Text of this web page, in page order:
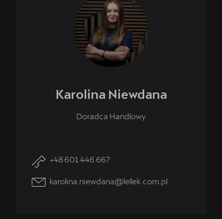
Karolina Niewdana
Doradca Handlowy
+48 601 446 667
karolina.niewdana@lellek.com.pl